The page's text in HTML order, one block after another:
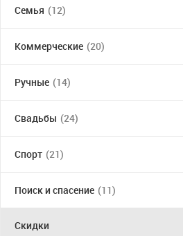
Семья (12)
Коммерческие (20)
Ручные (14)
Свадьбы (24)
Спорт (21)
Поиск и спасение (11)
Скидки